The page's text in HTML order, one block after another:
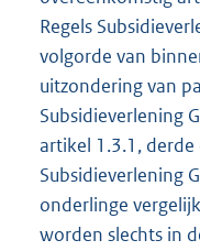
Regels
volgorde van
uitzondering van
Subsidieverlening
artikel 1.3.1, derde
Subsidieverlening
onderlinge
worden slechts in